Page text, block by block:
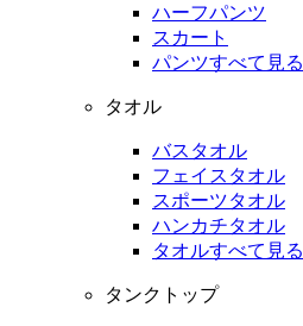
ハーフパンツ
スカート
パンツすべて見る
タオル
バスタオル
フェイスタオル
スポーツタオル
ハンカチタオル
タオルすべて見る
タンクトップ